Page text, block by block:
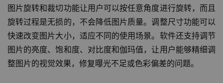
图片旋转和裁切功能让用户可以按任意角度进行旋转，而且
旋转过程是无损的，不会降低图片质量。调整尺寸功能可以
快速改变图片大小，适应不同的使用场景。软件还支持调节
图片的亮度、饱和度、对比度和伽玛值，让用户能够精细调
整图片的视觉效果，修复曝光不足或色彩偏差的问题。